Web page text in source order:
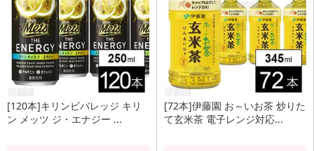
[120本]キリンビバレッジ キリ
ン メッツ ジ・エナジー ...
[72本]伊藤園 お～いお茶 炒りた
て玄米茶 電子レンジ対応...